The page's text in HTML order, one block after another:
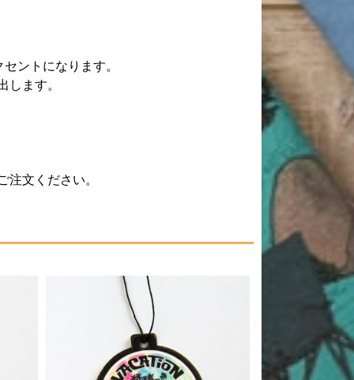
ントになります。
します。
文ください。